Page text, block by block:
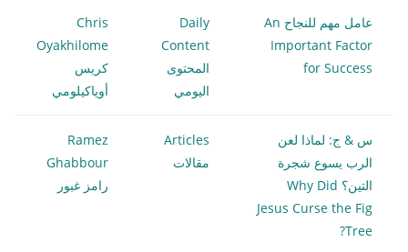
عامل مهم للنجاح An
Important Factor
for Success
Daily
Content
المحتوى
اليومي
Chris
Oyakhilome
كريس
أوياكيلومي
س & ج: لماذا لعن
الرب يسوع شجرة
التين؟ Why Did
Jesus Curse the Fig
Tree?
Articles
مقالات
Ramez
Ghabbour
رامز غبور